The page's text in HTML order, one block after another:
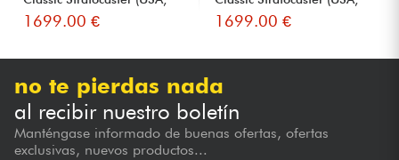
R...
1699.00 €
R...
1699.00 €
no te pierdas nada
al recibir nuestro boletín
Manténgase informado de buenas ofertas, ofertas
exclusivas, nuevos productos...